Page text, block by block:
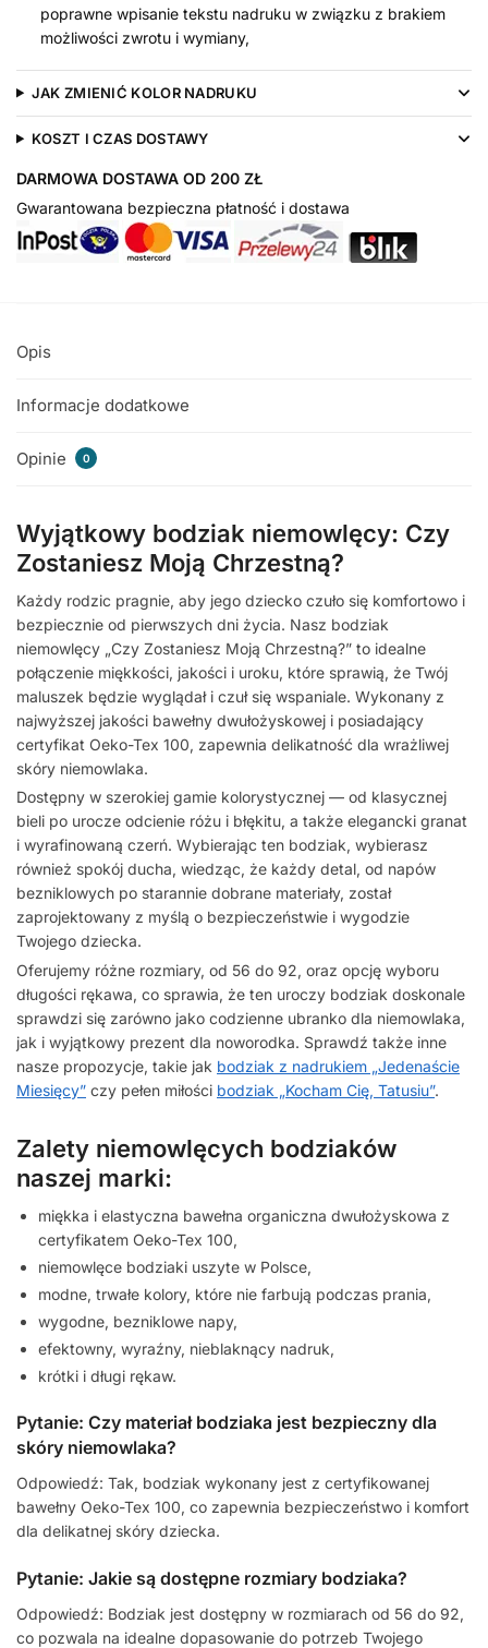
poprawne wpisanie tekstu nadruku w związku z brakiem
możliwości zwrotu i wymiany,
JAK ZMIENIĆ KOLOR NADRUKU
KOSZT I CZAS DOSTAWY
DARMOWA DOSTAWA OD 200 ZŁ
Gwarantowana bezpieczna płatność i dostawa
Opis
Informacje dodatkowe
Opinie 0
Wyjątkowy bodziak niemowlęcy: Czy
Zostaniesz Moją Chrzestną?
Każdy rodzic pragnie, aby jego dziecko czuło się komfortowo i
bezpiecznie od pierwszych dni życia. Nasz bodziak
niemowlęcy „Czy Zostaniesz Moją Chrzestną?” to idealne
połączenie miękkości, jakości i uroku, które sprawią, że Twój
maluszek będzie wyglądał i czuł się wspaniale. Wykonany z
najwyższej jakości bawełny dwułożyskowej i posiadający
certyfikat Oeko-Tex 100, zapewnia delikatność dla wrażliwej
skóry niemowlaka.
Dostępny w szerokiej gamie kolorystycznej — od klasycznej
bieli po urocze odcienie różu i błękitu, a także elegancki granat
i wyrafinowaną czerń. Wybierając ten bodziak, wybierasz
również spokój ducha, wiedząc, że każdy detal, od napów
bezniklowych po starannie dobrane materiały, został
zaprojektowany z myślą o bezpieczeństwie i wygodzie
Twojego dziecka.
Oferujemy różne rozmiary, od 56 do 92, oraz opcję wyboru
długości rękawa, co sprawia, że ten uroczy bodziak doskonale
sprawdzi się zarówno jako codzienne ubranko dla niemowlaka,
jak i wyjątkowy prezent dla noworodka. Sprawdź także inne
nasze propozycje, takie jak bodziak z nadrukiem „Jedenaście
Miesięcy” czy pełen miłości bodziak „Kocham Cię, Tatusiu”.
Zalety niemowlęcych bodziaków
naszej marki:
miękka i elastyczna bawełna organiczna dwułożyskowa z
certyfikatem Oeko-Tex 100,
niemowlęce bodziaki uszyte w Polsce,
modne, trwałe kolory, które nie farbują podczas prania,
wygodne, bezniklowe napy,
efektowny, wyraźny, nieblaknący nadruk,
krótki i długi rękaw.
Pytanie: Czy materiał bodziaka jest bezpieczny dla
skóry niemowlaka?
Odpowiedź: Tak, bodziak wykonany jest z certyfikowanej
bawełny Oeko-Tex 100, co zapewnia bezpieczeństwo i komfort
dla delikatnej skóry dziecka.
Pytanie: Jakie są dostępne rozmiary bodziaka?
Odpowiedź: Bodziak jest dostępny w rozmiarach od 56 do 92,
co pozwala na idealne dopasowanie do potrzeb Twojego